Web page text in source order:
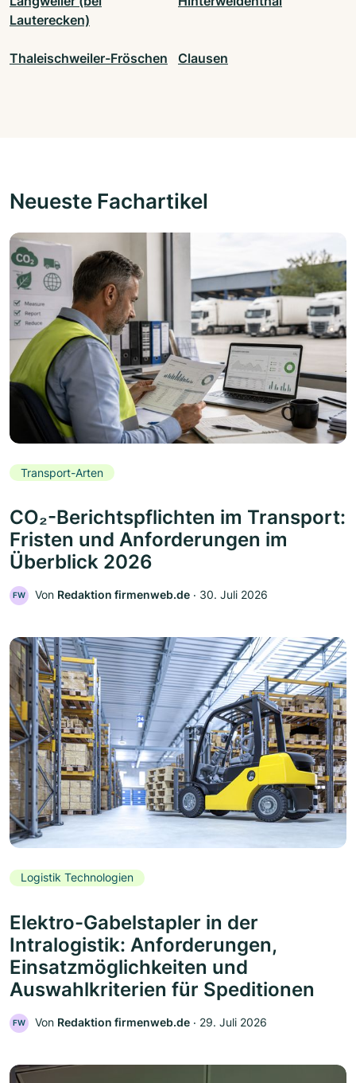
Lauterecken)
Thaleischweiler-Fröschen Clausen
Neueste Fachartikel
Transport-Arten
CO₂-Berichtspflichten im Transport:
Fristen und Anforderungen im
Überblick 2026
FW Von Redaktion firmenweb.de ‧ 30. Juli 2026
Logistik Technologien
Elektro-Gabelstapler in der
Intralogistik: Anforderungen,
Einsatzmöglichkeiten und
Auswahlkriterien für Speditionen
FW Von Redaktion firmenweb.de ‧ 29. Juli 2026